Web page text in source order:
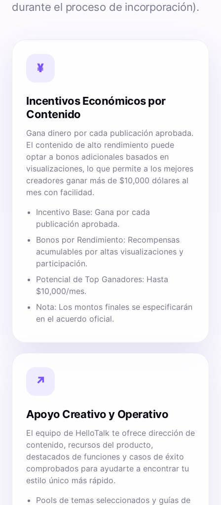
durante el proceso de incorporación).
¥
Incentivos Económicos por
Contenido
Gana dinero por cada publicación aprobada.
El contenido de alto rendimiento puede
optar a bonos adicionales basados en
visualizaciones, lo que permite a los mejores
creadores ganar más de $10,000 dólares al
mes con facilidad.
Incentivo Base: Gana por cada
publicación aprobada.
Bonos por Rendimiento: Recompensas
acumulables por altas visualizaciones y
participación.
Potencial de Top Ganadores: Hasta
$10,000/mes.
Nota: Los montos finales se especificarán
en el acuerdo oficial.
↗
Apoyo Creativo y Operativo
El equipo de HelloTalk te ofrece dirección de
contenido, recursos del producto,
destacados de funciones y casos de éxito
comprobados para ayudarte a encontrar tu
estilo único más rápido.
Pools de temas seleccionados y guías de